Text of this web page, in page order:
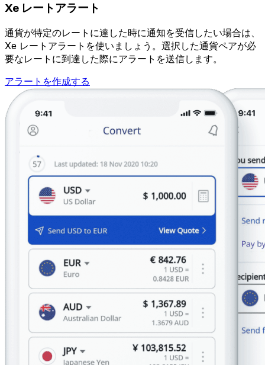
Xe レートアラート
通貨が特定のレートに達した時に通知を受信したい場合は、
Xe レートアラートを使いましょう。選択した通貨ペアが必
要なレートに到達した際にアラートを送信します。
アラートを作成する